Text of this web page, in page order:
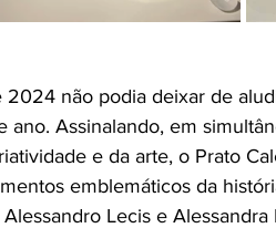
não podia deixar de
ano. Assinalando, em
e da arte, o Prato
emblemáticos da
Lecis e